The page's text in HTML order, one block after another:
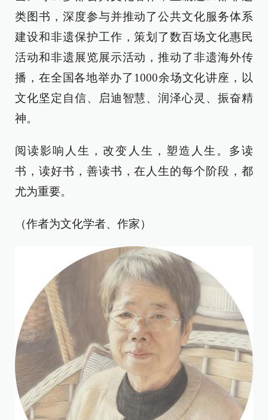
类图书，深度参与并推动了公共文化服务体系
建设和非遗保护工作，策划了数百场文化惠民
活动和非遗展览展示活动，推动了非遗海外传
播，在全国各地举办了1000余场文化讲座，以
文化坚定自信、启迪智慧、润泽心灵、振奋精
神。
阅读影响人生，改变人生，塑造人生。多读
书，读好书，善读书，在人生的每个阶段，都
尤为重要。
（作者为文化学者、作家）